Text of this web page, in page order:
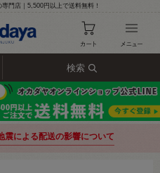
門店｜5,500円以上で送料無料！
検索
震による配送の影響について